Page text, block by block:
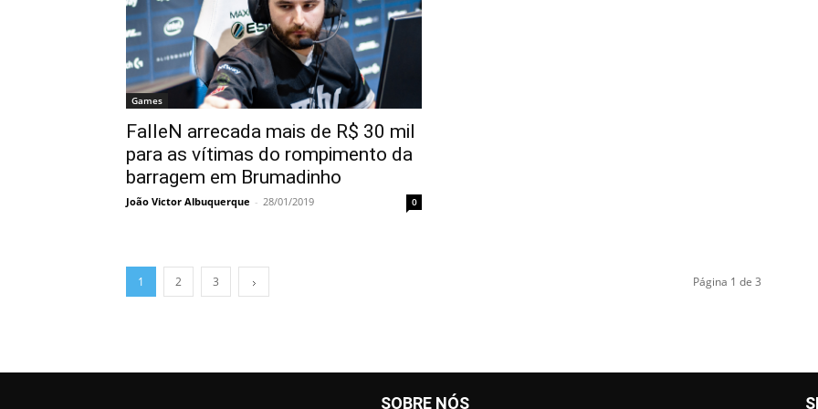
Games
FalleN arrecada mais de R$ 30 mil
para as vítimas do rompimento da
barragem em Brumadinho
João Victor Albuquerque - 28/01/2019 0
1 2 3 Página 1 de 3
SOBRE NÓS